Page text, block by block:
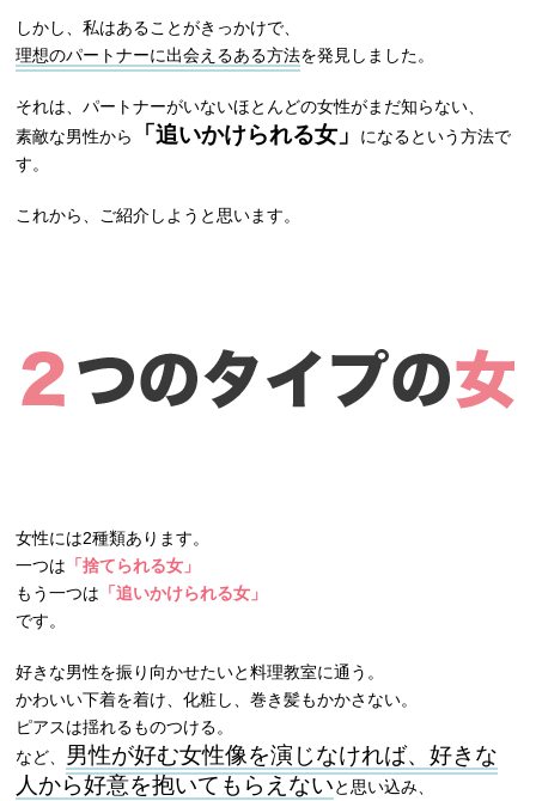
しかし、私はあることがきっかけで、
理想のパートナーに出会えるある方法を発見しました。
それは、パートナーがいないほとんどの女性がまだ知らない、
素敵な男性から
「追いかけられる女」
になるという方法で
す。
これから、ご紹介しようと思います。
女性には2種類あります。
一つは 「捨てられる女」
もう一つは 「追いかけられる女」
です。
好きな男性を振り向かせたいと料理教室に通う。
かわいい下着を着け、化粧し、巻き髪もかかさない。
ピアスは揺れるものつける。
など、 男性が好む女性像を演じなければ、好きな
人から好意を抱いてもらえないと思い込み、